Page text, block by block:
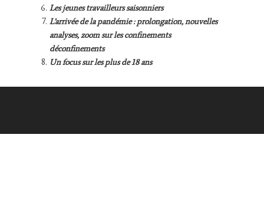
Les jeunes travailleurs saisonniers
L’arrivée de la pandémie : prolongation, nouvelles
analyses, zoom sur les confinements
déconfinements
Un focus sur les plus de 18 ans